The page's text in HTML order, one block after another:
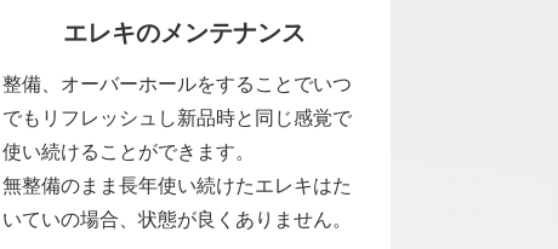
エレキのメンテナンス
整備、オーバーホールをすることでいつ
でもリフレッシュし新品時と同じ感覚で
使い続けることができます。
無整備のまま長年使い続けたエレキはた
いていの場合、状態が良くありません。